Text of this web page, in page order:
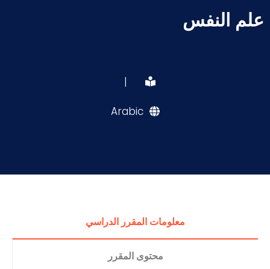
علم النفس
|
Arabic
معلومات المقرر الدراسي
محتوى المقرر